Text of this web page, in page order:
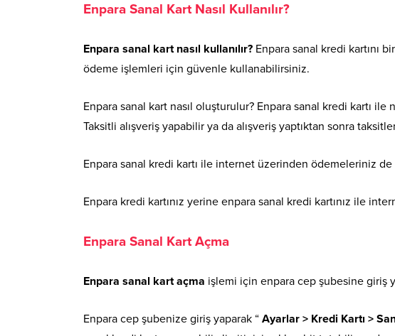
Enpara Sanal Kart Nasıl Kullanılır?
Enpara sanal kart nasıl kullanılır? Enpara sanal kredi kartını
ödeme işlemleri için güvenle kullanabilirsiniz.
Enpara sanal kart nasıl oluşturulur? Enpara sanal kredi kartı ile
Taksitli alışveriş yapabilir ya da alışveriş yaptıktan sonra
Enpara sanal kredi kartı ile internet üzerinden ödemeleriniz
Enpara kredi kartınız yerine enpara sanal kredi kartınız ile
Enpara Sanal Kart Açma
Enpara sanal kart açma işlemi için enpara cep şubesine giriş
Enpara cep şubenize giriş yaparak “ Ayarlar > Kredi Kartı >